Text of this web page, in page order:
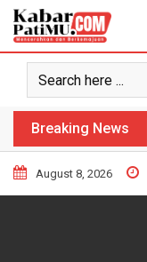
Skip
content
Breaking News
August 8, 2026